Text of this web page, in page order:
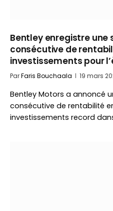
Bentley enregistre une
consécutive de
investissements pour
ParFaris Bouchaala 19 mars
Bentley Motors a annoncé
consécutive de rentabilité
investissements record